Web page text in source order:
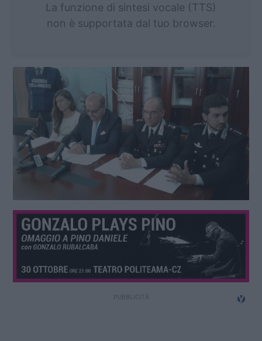
La funzione di sintesi vocale (TTS)
non è supportata dal tuo browser.